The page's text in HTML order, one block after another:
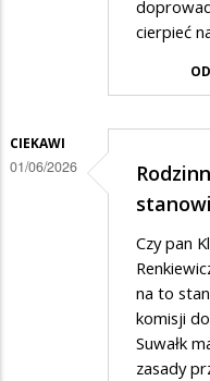
cierpieć
CIEKAWI
01/06/2026
Czy pan
na to
komisji
Suwałk
zasady